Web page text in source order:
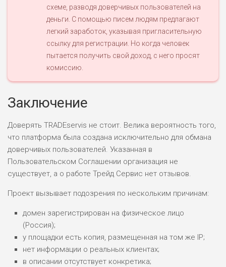
ПОДОЙДЕТ
ВСЕМ
РИСКИ: НИЗКИЕ
БЮДЖЕТ: ВЫСОКИЙ
ОБЗОР
ЛЮБИТЕЛЯ
0
РИСКИ: СРЕДНИЕ
БЮДЖЕТ: НИЗКИЙ
ОБЗОР
ПОДОЙДЕТ
ВСЕМ
ДОХОД: НИЗКИЙ
ПОДОЙДЕТ
ВСЕМ
РИСКИ: НИЗКИЕ
схеме, разводя доверчивых пользователей на
деньги. С помощью писем людям предлагают
легкий заработок, указывая пригласительную
ссылку для регистрации. Но когда человек
пытается получить свой доход, с него просят
комиссию.
Заключение
Доверять TRADEservis не стоит. Велика вероятность того,
что платформа была создана исключительно для обмана
доверчивых пользователей. Указанная в
Пользовательском Соглашении организация не
существует, а о работе Трейд Сервис нет отзывов.
Проект вызывает подозрения по нескольким причинам:
домен зарегистрирован на физическое лицо
(Россия);
у площадки есть копия, размещенная на том же IP;
нет информации о реальных клиентах;
в описании отсутствует конкретика;